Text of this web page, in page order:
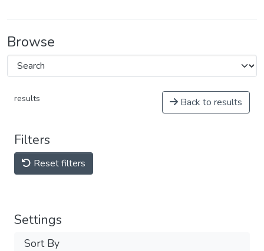
Browse
results Back to results
Filters
Reset filters
Settings
Sort By